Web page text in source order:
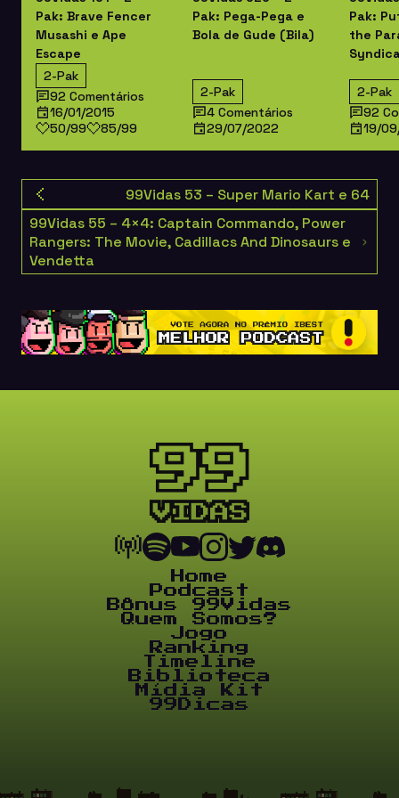
Pak: Brave Fencer
Musashi e Ape
Escape
2-Pak
92 Comentários
16/01/2015
50/99
85/99
Pak: Pega-Pega e
Bola de Gude (Bila)
2-Pak
4 Comentários
29/07/2022
Pak:
the
2-Pak
92
19/
99Vidas 53 – Super Mario Kart e 64
99Vidas 55 – 4×4: Captain Commando, Power
Rangers: The Movie, Cadillacs And Dinosaurs e
Vendetta
Home
Podcast
Bônus 99Vidas
Quem Somos?
Jogo
Ranking
Timeline
Biblioteca
Mídia Kit
99Dicas